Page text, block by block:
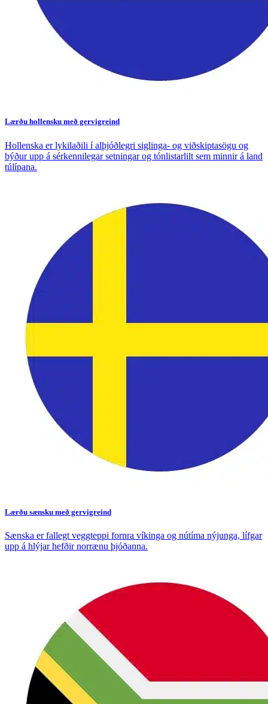
Lærðu hollensku með gervigreind
Hollenska er lykilaðili í alþjóðlegri siglinga- og viðskiptasögu og
býður upp á sérkennilegar setningar og tónlistarlilt sem minnir á land
túlípana.
Lærðu sænsku með gervigreind
Sænska er fallegt veggteppi fornra víkinga og nútíma nýjunga, lífgar
upp á hlýjar hefðir norrænu þjóðanna.